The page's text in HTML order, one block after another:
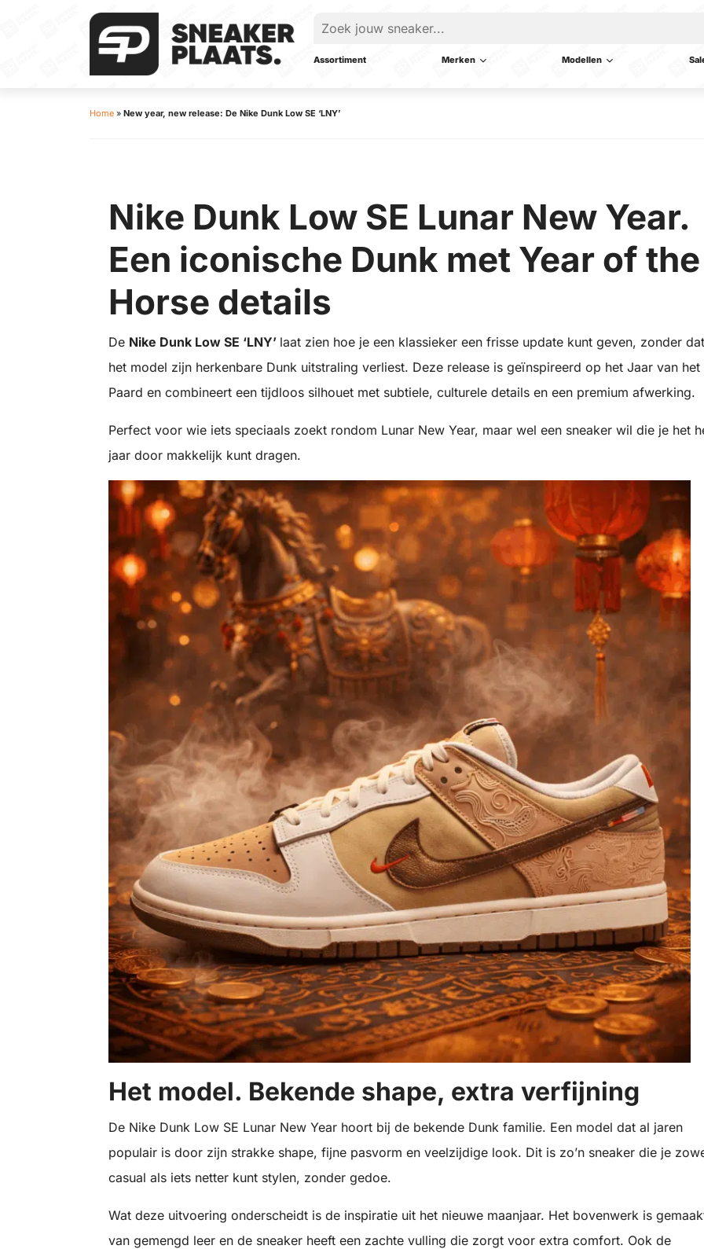
Assortiment Merken Modellen
Home » New year, new release: De Nike Dunk Low SE ‘LNY’
Nike Dunk Low SE Lunar New Year.
Een iconische Dunk met Year of the
Horse details
De Nike Dunk Low SE ‘LNY’ laat zien hoe je een klassieker een frisse update kunt geven, zonder dat
het model zijn herkenbare Dunk uitstraling verliest. Deze release is geïnspireerd op het Jaar van het
Paard en combineert een tijdloos silhouet met subtiele, culturele details en een premium afwerking.
Perfect voor wie iets speciaals zoekt rondom Lunar New Year, maar wel een sneaker wil die je het
jaar door makkelijk kunt dragen.
Het model. Bekende shape, extra verfijning
De Nike Dunk Low SE Lunar New Year hoort bij de bekende Dunk familie. Een model dat al jaren
populair is door zijn strakke shape, fijne pasvorm en veelzijdige look. Dit is zo’n sneaker die je
casual als iets netter kunt stylen, zonder gedoe.
Wat deze uitvoering onderscheidt is de inspiratie uit het nieuwe maanjaar. Het bovenwerk is
van gemengd leer en de sneaker heeft een zachte vulling die zorgt voor extra comfort. Ook de